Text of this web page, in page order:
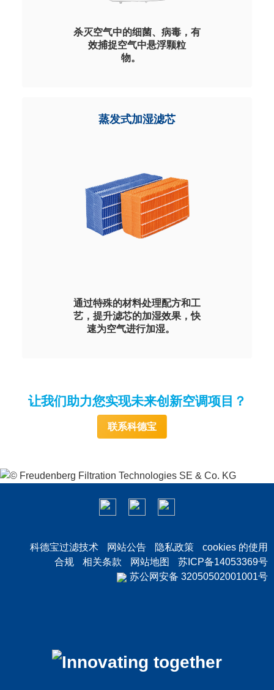
杀灭空气中的细菌、病毒，有
效捕捉空气中悬浮颗粒
物。
力、高 PCADR 、长寿命、无臭
氧，零耗材，可拆卸清理。
蒸发式加湿滤芯
通过特殊的材料处理配方和工
艺，提升滤芯的加湿效果，快
速为空气进行加湿。
让我们助力您实现未来创新空调项目？
联系科德宝
科德宝过滤技术 网站公告 隐私政策
cookies 的使用
合规
相关条款 网站地图
苏ICP备14053369号
苏公网安备 32050502001001号